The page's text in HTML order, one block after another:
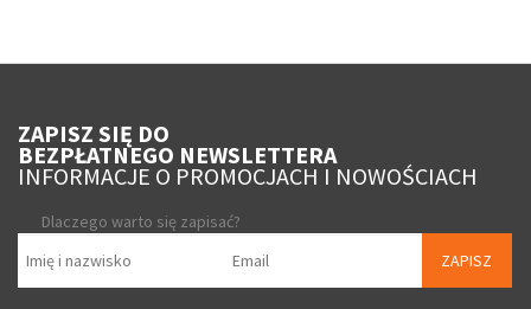
ZAPISZ SIĘ DO
BEZPŁATNEGO NEWSLETTERA
INFORMACJE O PROMOCJACH I NOWOŚCIACH
Dlaczego warto się zapisać?
ZAPISZ